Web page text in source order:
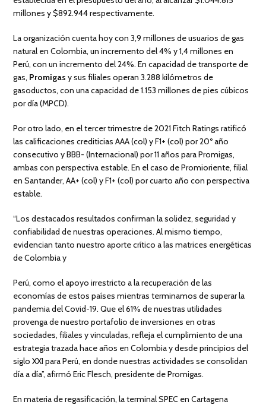
millones y $892.944 respectivamente.
La organización cuenta hoy con 3,9 millones de usuarios de gas
natural en Colombia, un incremento del 4% y 1,4 millones en
Perú, con un incremento del 24%. En capacidad de transporte de
gas, Promigas y sus filiales operan 3.288 kilómetros de
gasoductos, con una capacidad de 1.153 millones de pies cúbicos
por día (MPCD).
Por otro lado, en el tercer trimestre de 2021 Fitch Ratings ratificó
las calificaciones crediticias AAA (col) y F1+ (col) por 20º año
consecutivo y BBB- (Internacional) por 11 años para Promigas,
ambas con perspectiva estable. En el caso de Promioriente, filial
en Santander, AA+ (col) y F1+ (col) por cuarto año con perspectiva
estable.
“Los destacados resultados confirman la solidez, seguridad y
confiabilidad de nuestras operaciones. Al mismo tiempo,
evidencian tanto nuestro aporte crítico a las matrices energéticas
de Colombia y
Perú, como el apoyo irrestricto a la recuperación de las
economías de estos países mientras terminamos de superar la
pandemia del Covid-19. Que el 61% de nuestras utilidades
provenga de nuestro portafolio de inversiones en otras
sociedades, filiales y vinculadas, refleja el cumplimiento de una
estrategia trazada hace años en Colombia y desde principios del
siglo XXI para Perú, en donde nuestras actividades se consolidan
día a día”, afirmó Eric Flesch, presidente de Promigas.
En materia de regasificación, la terminal SPEC en Cartagena